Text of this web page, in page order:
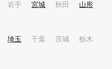
岩手 宮城 秋田 山形
埼玉 千葉 茨城 栃木